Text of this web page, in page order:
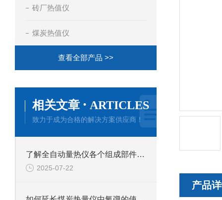
产品
砖厂热值仪
煤炭热值仪
查看全部产品 >>
相关文章 · ARTICLES
致力于成为合格的解决方案供应商！
了解全自动量热仪各个组成部件功能特点才能更好的使用它
2025-07-22